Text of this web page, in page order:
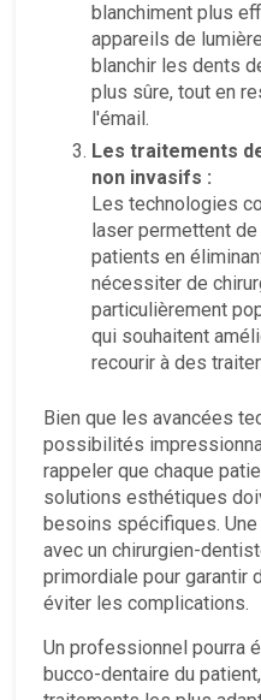
blanchiment plus
appareils de
blanchir les dents
plus sûre, tout en
l'émail.
Les traitements
non invasifs :
Les technologies
laser permettent
patients en
nécessiter de
particulièrement
qui souhaitent
recourir à des
Bien que les avancées
possibilités
rappeler que chaque
solutions esthétiques
besoins spécifiques.
avec un chirurgien-
primordiale pour garantir
éviter les complications.
Un professionnel pourra
bucco-dentaire du